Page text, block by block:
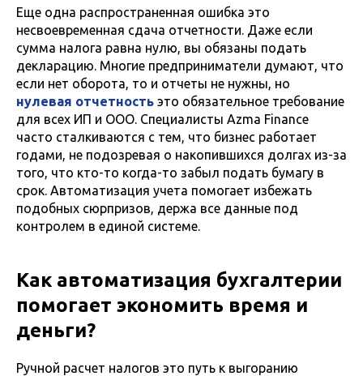
Еще одна распространенная ошибка это
несвоевременная сдача отчетности. Даже если
сумма налога равна нулю, вы обязаны подать
декларацию. Многие предприниматели думают, что
если нет оборота, то и отчеты не нужны, но
нулевая отчетность это обязательное требование
для всех ИП и ООО. Специалисты Azma Finance
часто сталкиваются с тем, что бизнес работает
годами, не подозревая о накопившихся долгах из-за
того, что кто-то когда-то забыл подать бумагу в
срок. Автоматизация учета помогает избежать
подобных сюрпризов, держа все данные под
контролем в единой системе.
Как автоматизация бухгалтерии
помогает экономить время и
деньги?
Ручной расчет налогов это путь к выгоранию